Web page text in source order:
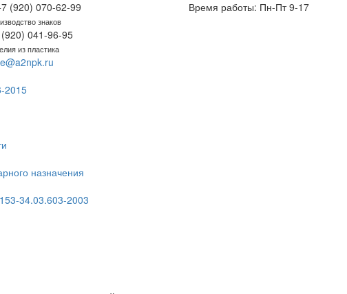
(920) 070-62-99
знаков
041-96-95
из пластика
Время работы: Пн-Пт 9-17
2015
назначения
34.03.603-2003